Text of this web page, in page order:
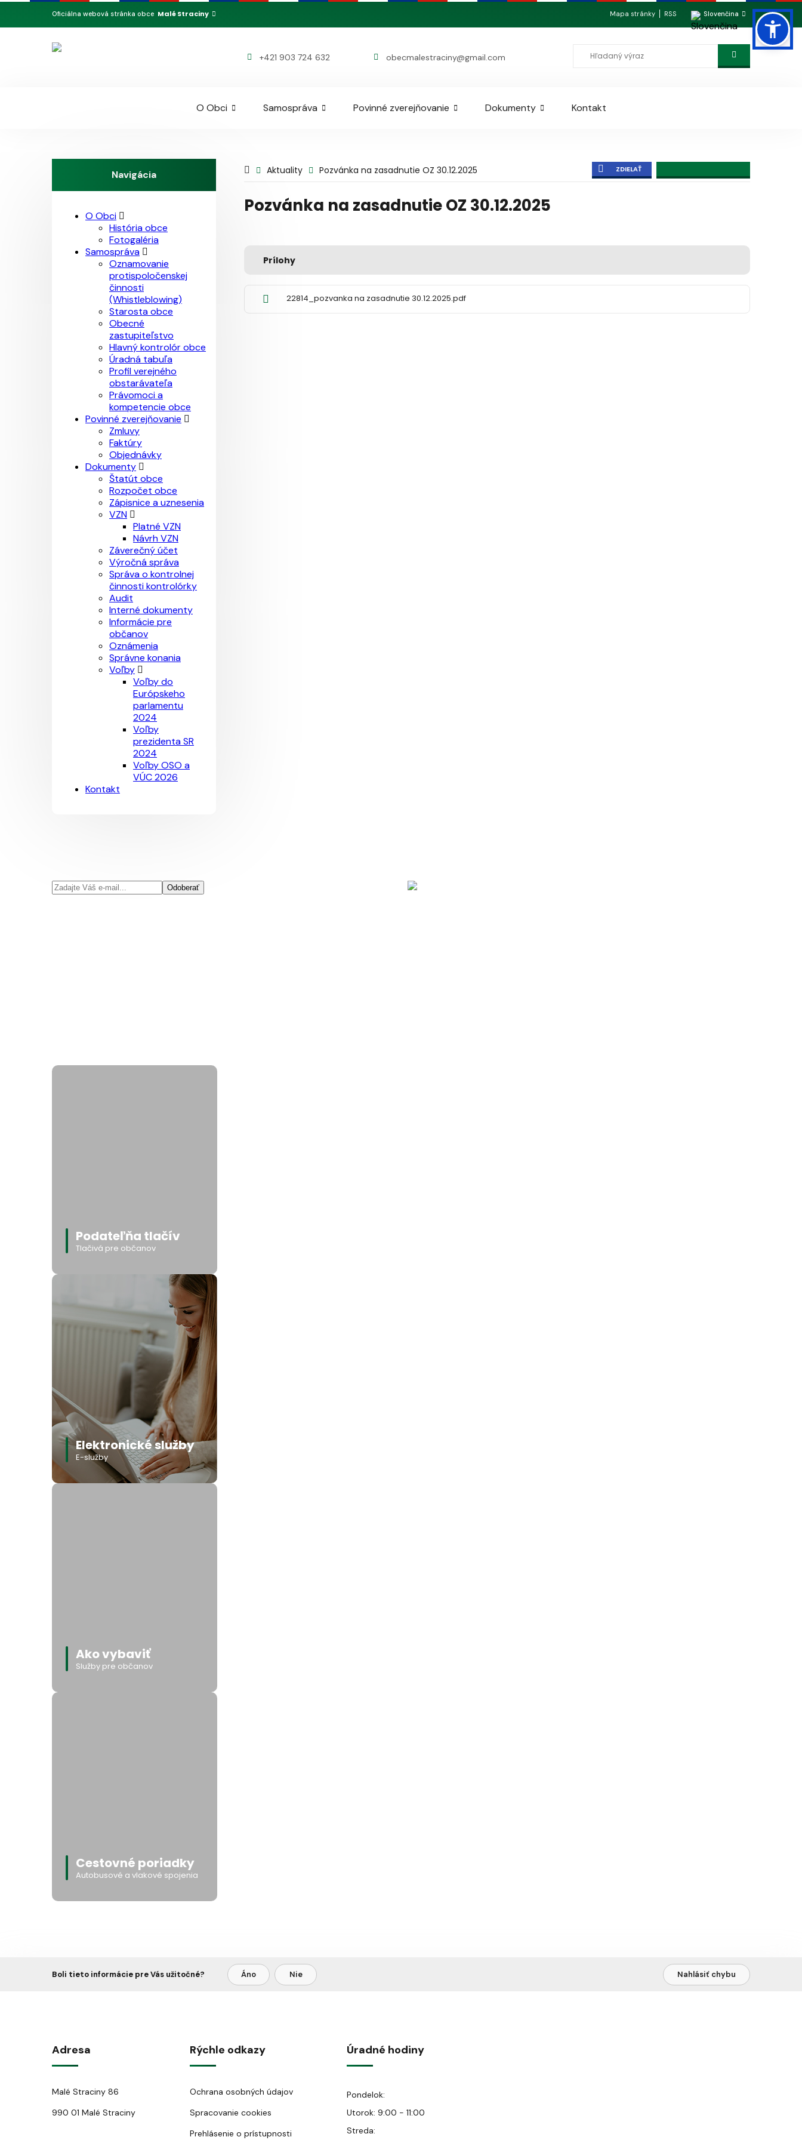
Oficiálna webová stránka obce Malé Straciny Mapa stránky RSS Slovenčina
+421 903 724 632 obecmalestraciny@gmail.com
O Obci Samospráva Povinné zverejňovanie Dokumenty Kontakt
Aktuality Pozvánka na zasadnutie OZ 30.12.2025 ZDIELAŤ
Pozvánka na zasadnutie OZ 30.12.2025
Prílohy
22814_pozvanka na zasadnutie 30.12.2025.pdf
Navigácia
O Obci
História obce
Fotogaléria
Samospráva
Oznamovanie
protispoločenskej
činnosti
(Whistleblowing)
Starosta obce
Obecné
zastupiteľstvo
Hlavný kontrolór obce
Úradná tabuľa
Profil verejného
obstarávateľa
Právomoci a
kompetencie obce
Povinné zverejňovanie
Zmluvy
Faktúry
Objednávky
Dokumenty
Štatút obce
Rozpočet obce
Zápisnice a uznesenia
VZN
Platné VZN
Návrh VZN
Záverečný účet
Výročná správa
Správa o kontrolnej
činnosti kontrolórky
Audit
Interné dokumenty
Informácie pre
občanov
Oznámenia
Správne konania
Voľby
Voľby do
Európskeho
parlamentu
2024
Voľby
prezidenta SR
2024
Voľby OSO a
VÚC 2026
Kontakt
Odoberať
Podateľňa tlačív
Tlačivá pre občanov
Elektronické služby
E-služby
Ako vybaviť
Služby pre občanov
Cestovné poriadky
Autobusové a vlakové spojenia
Boli tieto informácie pre Vás užitočné? Áno Nie Nahlásiť chybu
Adresa
Malé Straciny 86
990 01 Malé Straciny
Rýchle odkazy
Ochrana osobných údajov
Spracovanie cookies
Prehlásenie o prístupnosti
Úradné hodiny
Pondelok:
Utorok: 9:00 - 11:00
Streda: